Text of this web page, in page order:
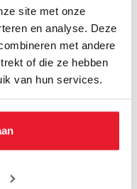
site met onze
en analyse. Deze
met andere
of die ze hebben
van hun services.
Rumble
Scheenbeschermers
Kous Wit
€17.50